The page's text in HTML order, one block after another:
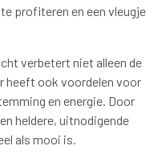
profiteren en een vleugje
verbetert niet alleen de
heeft ook voordelen voor
en energie. Door
heldere, uitnodigende
als mooi is.